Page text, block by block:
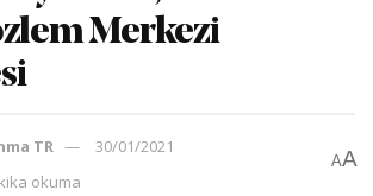
Merkezi
TR
30/01/2021
okuma
AA